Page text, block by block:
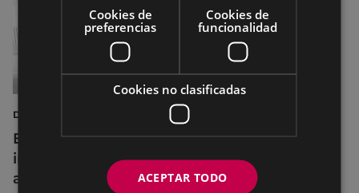
DEPORTES
Eibar adapta los horarios de sus
instalaciones deportivas durante el mes de
agosto para realizar mejoras
Cookies de
preferencias
Cookies de
funcionalidad
Cookies no clasificadas
ACEPTAR TODO